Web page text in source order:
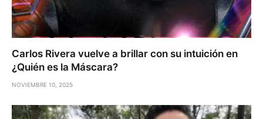
Carlos Rivera vuelve a brillar con su intuición en
¿Quién es la Máscara?
NOVIEMBRE 10, 2025